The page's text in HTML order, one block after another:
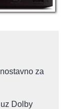
za
Dolby